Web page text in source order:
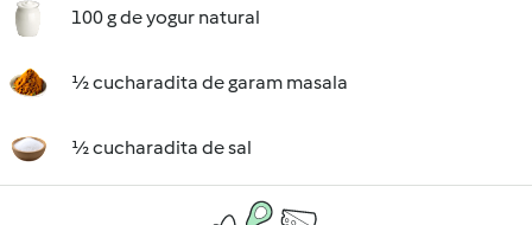
100 g de yogur natural
½ cucharadita de garam masala
½ cucharadita de sal